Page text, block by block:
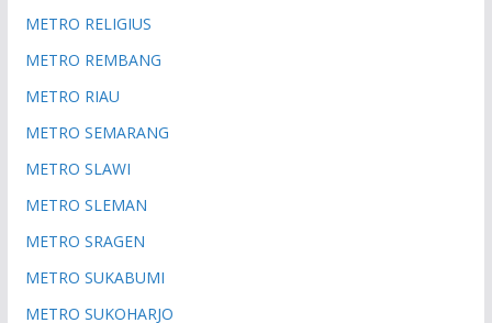
METRO RELIGIUS
METRO REMBANG
METRO RIAU
METRO SEMARANG
METRO SLAWI
METRO SLEMAN
METRO SRAGEN
METRO SUKABUMI
METRO SUKOHARJO